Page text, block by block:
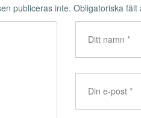
publiceras inte. Obligatoriska fält